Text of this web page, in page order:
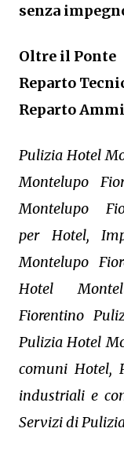
senza
Oltre il Ponte
Reparto
Reparto
Pulizia Hotel
Montelupo
Montelupo
per Hotel,
Montelupo
Hotel
Fiorentino
Pulizia Hotel
comuni Hotel,
industriali e
Servizi di